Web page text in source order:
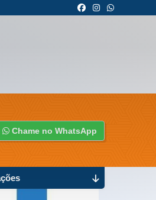
Chame no WhatsApp